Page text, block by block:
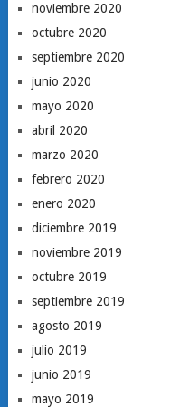
noviembre 2020
octubre 2020
septiembre 2020
junio 2020
mayo 2020
abril 2020
marzo 2020
febrero 2020
enero 2020
diciembre 2019
noviembre 2019
octubre 2019
septiembre 2019
agosto 2019
julio 2019
junio 2019
mayo 2019